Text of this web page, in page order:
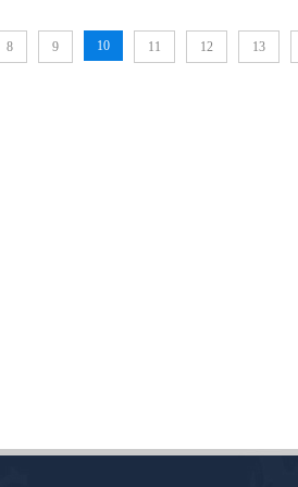
8 9 10 11 12 13